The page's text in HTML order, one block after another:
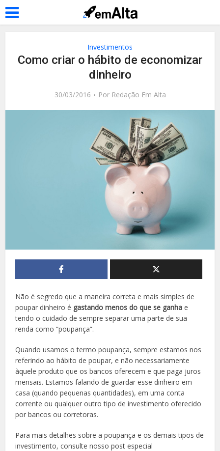
Investimentos
Como criar o hábito de economizar
dinheiro
30/03/2016 Por Redação Em Alta
Não é segredo que a maneira correta e mais simples de
poupar dinheiro é gastando menos do que se ganha e
tendo o cuidado de sempre separar uma parte de sua
renda como “poupança”.
Quando usamos o termo poupança, sempre estamos nos
referindo ao hábito de poupar, e não necessariamente
àquele produto que os bancos oferecem e que paga juros
mensais. Estamos falando de guardar esse dinheiro em
casa (quando pequenas quantidades), em uma conta
corrente ou qualquer outro tipo de investimento oferecido
por bancos ou corretoras.
Para mais detalhes sobre a poupança e os demais tipos de
investimento, consulte nosso post especial